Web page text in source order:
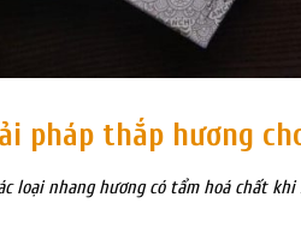
pháp thắp hương
loại nhang hương có tẩm hoá chất